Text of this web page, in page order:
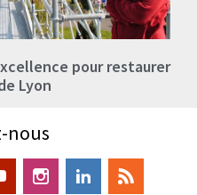
pour restaurer
Lyon
nous